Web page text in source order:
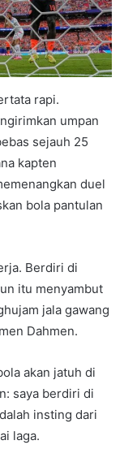
rapi.
umpan
sejauh 25
kapten
duel
bola pantulan
Berdiri di
itu menyambut
jala gawang
Dahmen.
akan jatuh di
saya berdiri di
insting dari
laga.